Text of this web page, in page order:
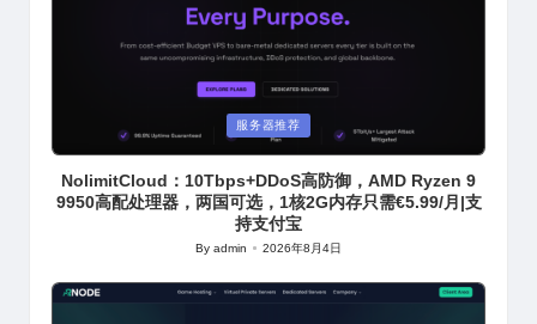
服务器推荐
NolimitCloud：10Tbps+DDoS高防御，AMD Ryzen 9
9950高配处理器，两国可选，1核2G内存只需€5.99/月|支
持支付宝
Posted
Byadmin 2026年8月4日